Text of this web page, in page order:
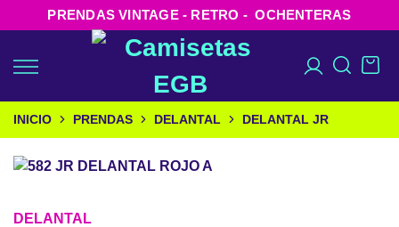
PRENDAS VINTAGE - RETRO - OCHENTERAS
INICIO PRENDAS DELANTAL DELANTAL JR
DELANTAL